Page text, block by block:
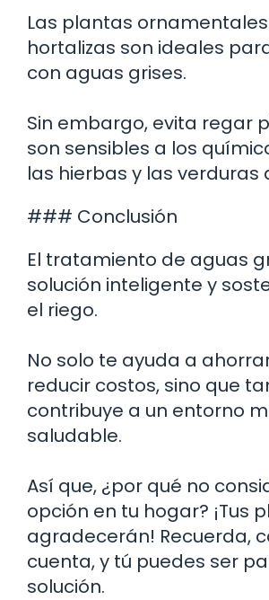
Las plantas
hortalizas son ideales
con aguas grises.
Sin embargo, evita regar
son sensibles a los
las hierbas y las verduras
### Conclusión
El tratamiento de aguas
solución inteligente y
el riego.
No solo te ayuda a
reducir costos, sino que
contribuye a un entorno
saludable.
Así que, ¿por qué no
opción en tu hogar? ¡Tus
agradecerán! Recuerda,
cuenta, y tú puedes ser
solución.